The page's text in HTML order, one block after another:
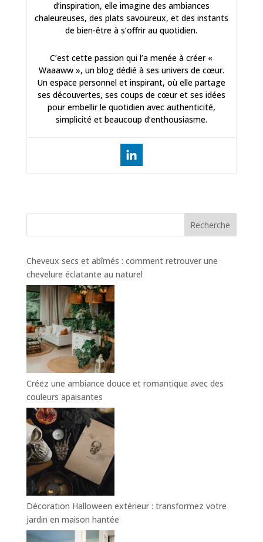
d’inspiration, elle imagine des ambiances
chaleureuses, des plats savoureux, et des instants
de bien-être à s’offrir au quotidien.
C’est cette passion qui l’a menée à créer «
Waaaww », un blog dédié à ses univers de cœur.
Un espace personnel et inspirant, où elle partage
ses découvertes, ses coups de cœur et ses idées
pour embellir le quotidien avec authenticité,
simplicité et beaucoup d’enthousiasme.
Recherche
Cheveux secs et abîmés : comment retrouver une
chevelure éclatante au naturel
Créez une ambiance douce et romantique avec des
couleurs apaisantes
Décoration Halloween extérieur : transformez votre
jardin en maison hantée